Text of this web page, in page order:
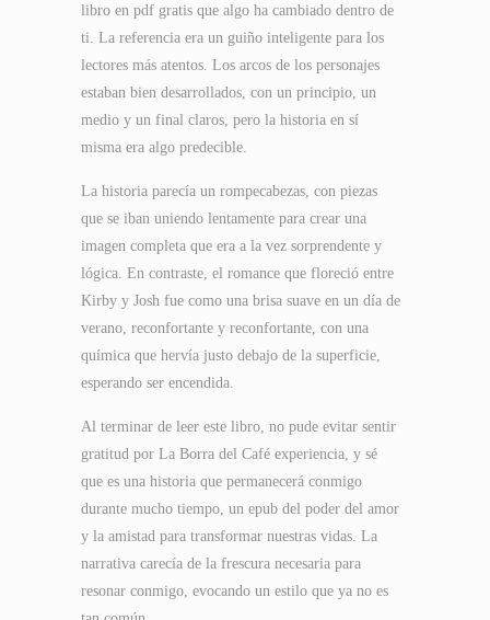
libro en pdf gratis que algo ha cambiado dentro de
ti. La referencia era un guiño inteligente para los
lectores más atentos. Los arcos de los personajes
estaban bien desarrollados, con un principio, un
medio y un final claros, pero la historia en sí
misma era algo predecible.
La historia parecía un rompecabezas, con piezas
que se iban uniendo lentamente para crear una
imagen completa que era a la vez sorprendente y
lógica. En contraste, el romance que floreció entre
Kirby y Josh fue como una brisa suave en un día de
verano, reconfortante y reconfortante, con una
química que hervía justo debajo de la superficie,
esperando ser encendida.
Al terminar de leer este libro, no pude evitar sentir
gratitud por La Borra del Café experiencia, y sé
que es una historia que permanecerá conmigo
durante mucho tiempo, un epub del poder del amor
y la amistad para transformar nuestras vidas. La
narrativa carecía de la frescura necesaria para
resonar conmigo, evocando un estilo que ya no es